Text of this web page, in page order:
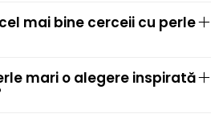
mai bine cerceii cu perle
mari o alegere inspirată